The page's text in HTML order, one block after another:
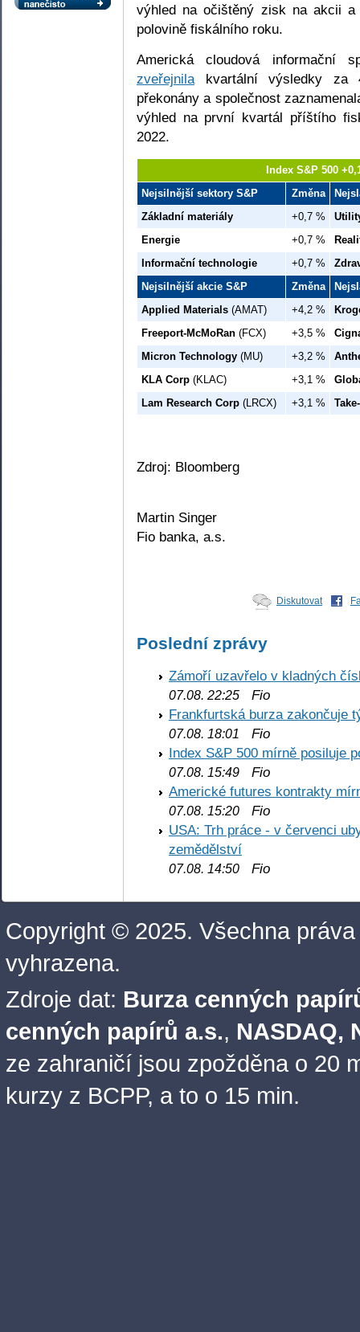
výhled na očištěný zisk na akcii
polovině fiskálního roku.
Americká cloudová informační
zveřejnilakvartální výsledky za
překonány a společnost
výhled na první kvartál příštího
2022.
Index S&P 500
Nejsilnější sektory S&P
Změna
Základní materiály
+0,7 %
Energie
+0,7 %
Informační technologie
+0,7 %
Nejsilnější akcie S&P
Změna
Applied Materials (AMAT) +4,2 %
Freeport-McMoRan (FCX) +3,5 %
Micron Technology (MU) +3,2 %
KLA Corp (KLAC) +3,1 %
Lam Research Corp (LRCX) +3,1 %
Zdroj: Bloomberg
Martin Singer
Fio banka, a.s.
Diskutovat
Poslední zprávy
Zámoří uzavřelo v kladných
07.08. 22:25 Fio
Frankfurtská burza zakončuje
07.08. 18:01
Fio
Index S&P 500 mírně posiluje
07.08. 15:49 Fio
Americké futures kontrakty
07.08. 15:20 Fio
USA: Trh práce - v červenci
zemědělství
07.08. 14:50 Fio
Copyright © 2025. Všechna práva
vyhrazena.
Zdroje dat: Burza cenných
cenných papírů a.s., NASDAQ,
ze zahraničí jsou zpožděna o 20
kurzy z BCPP, a to o 15 min.